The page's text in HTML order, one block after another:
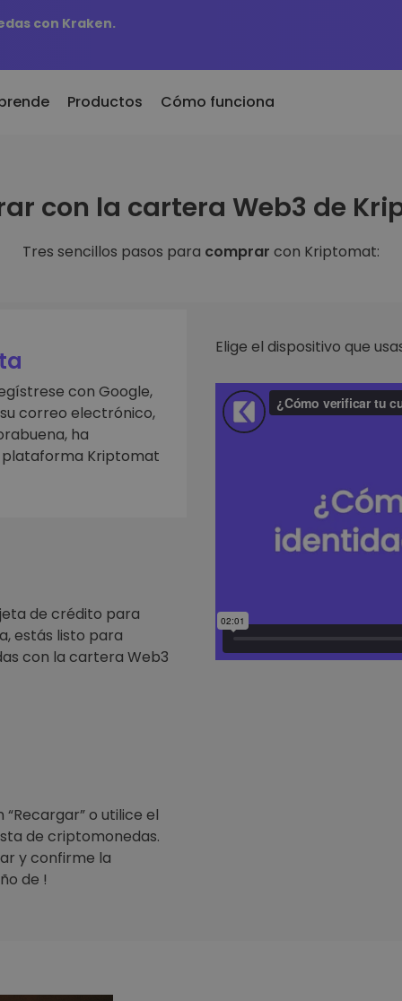
con Kraken.
recientemente
recién añadidos a
comprado 100€
Productos
invertir en
KriptoEarn
Gana recompensas con tus
Bóveda
regularmente (DCA)
Cómo funciona
con la cartera Web3 de
Tres sencillos pasos para comprar con Kriptomat:
con Google,
correo electrónico,
ha
plataforma Kriptomat
de crédito para
estás listo para
con la cartera Web3
o utilice el
de criptomonedas.
y confirme la
de !
Elige el dispositivo que